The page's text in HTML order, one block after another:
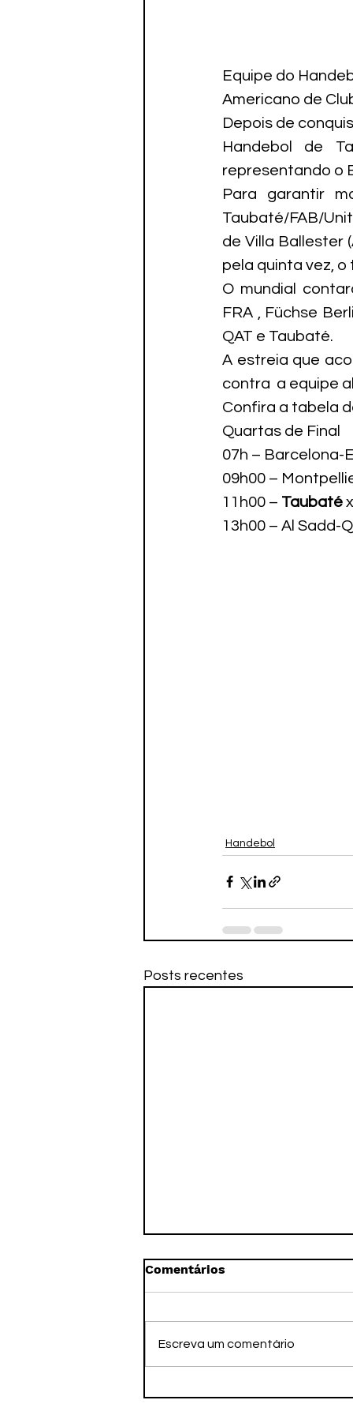
Equipe do
Americano de
Depois de
Handebol de
representando o
Para garantir
Taubaté/FAB/
de Villa Ballester
pela quinta vez,
O mundial
FRA , Füchse
QAT e Taubaté.
A estreia que
contra  a equipe
Confira a tabela
Quartas de Final
07h – Barcelona-
09h00 –
11h00 – Taubaté
13h00 – Al Sadd-
Handebol
Posts recentes
Comentários
Escreva um comentário